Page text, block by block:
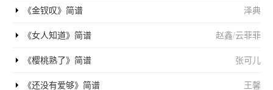
泽典
《金钗叹》简谱
赵鑫/云菲菲
《女人知道》简谱
张可儿
《樱桃熟了》简谱
王馨
《还没有爱够》简谱